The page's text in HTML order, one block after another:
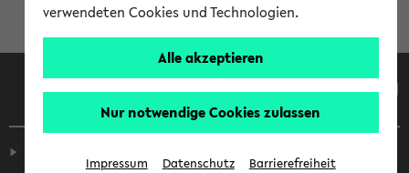
verwendeten Cookies und Technologien.
Alle akzeptieren
Nur notwendige Cookies zulassen
Impressum Datenschutz Barrierefreiheit